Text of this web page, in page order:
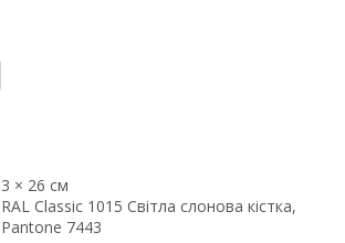
3 × 26 см
RAL Classic 1015 Світла слонова кістка,
Pantone 7443